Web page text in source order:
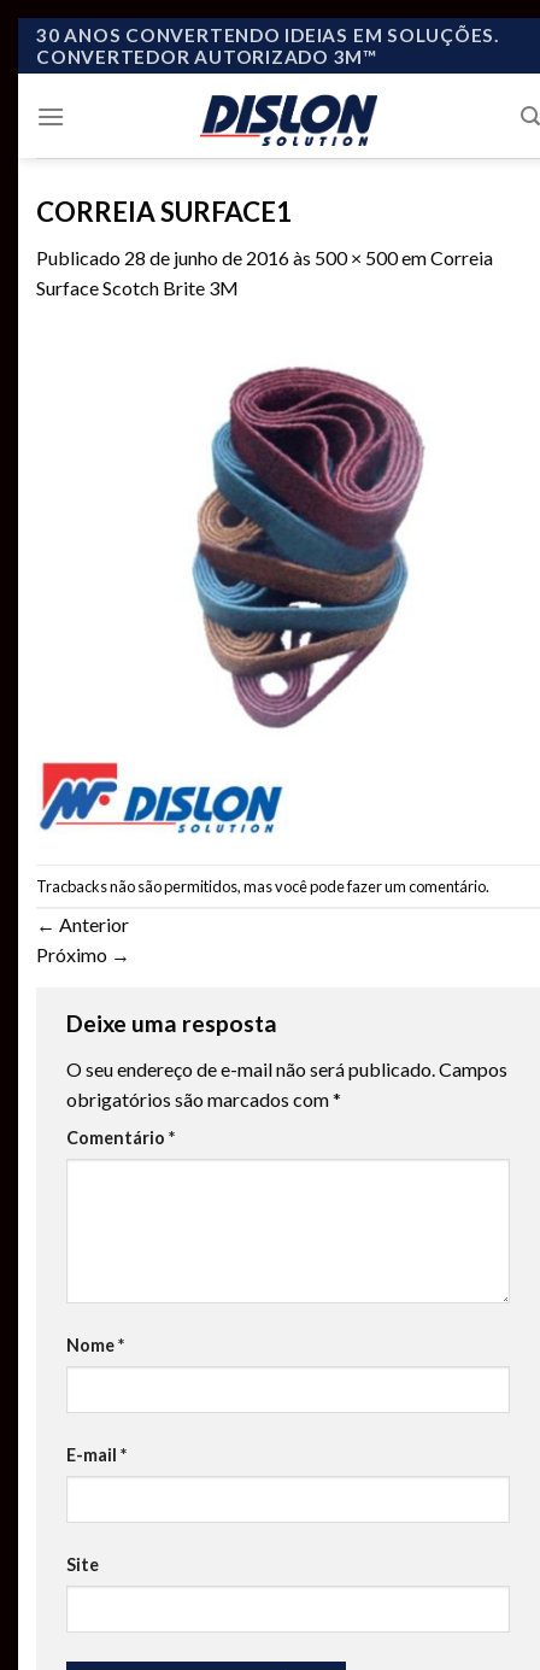
Skip
30 ANOS CONVERTENDO IDEIAS EM SOLUÇÕES.
CONVERTEDOR AUTORIZADO 3M™
CORREIA SURFACE1
Publicado 28 de junho de 2016às 500 × 500emCorreia
Surface Scotch Brite 3M
Tracbacks não são permitidos, mas você podefazer um comentário.
← Anterior
Próximo →
Deixe uma resposta
O seu endereço de e-mail não será publicado.Campos
obrigatórios são marcados com*
Comentário *
Nome*
E-mail *
Site